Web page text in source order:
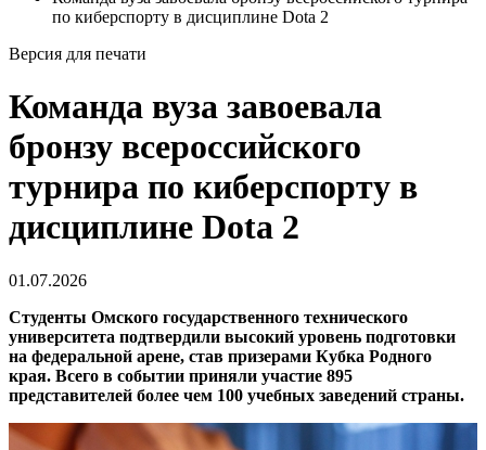
по киберспорту в дисциплине Dota 2
Версия для печати
Команда вуза завоевала
бронзу всероссийского
турнира по киберспорту в
дисциплине Dota 2
01.07.2026
Студенты Омского государственного технического
университета подтвердили высокий уровень подготовки
на федеральной арене, став призерами Кубка Родного
края. Всего в событии приняли участие 895
представителей более чем 100 учебных заведений страны.